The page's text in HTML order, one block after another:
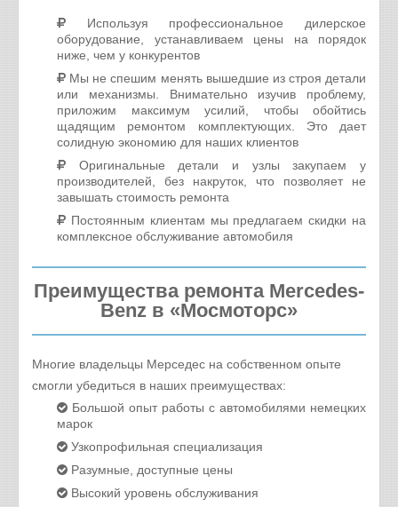
Используя профессиональное дилерское
оборудование, устанавливаем цены на порядок
ниже, чем у конкурентов
Мы не спешим менять вышедшие из строя детали
или механизмы. Внимательно изучив проблему,
приложим максимум усилий, чтобы обойтись
щадящим ремонтом комплектующих. Это дает
солидную экономию для наших клиентов
Оригинальные детали и узлы закупаем у
производителей, без накруток, что позволяет не
завышать стоимость ремонта
Постоянным клиентам мы предлагаем скидки на
комплексное обслуживание автомобиля
Преимущества ремонта Mercedes-
Benz в «Мосмоторс»
Многие владельцы Мерседес на собственном опыте
смогли убедиться в наших преимуществах:
Большой опыт работы с автомобилями немецких
марок
Узкопрофильная специализация
Разумные, доступные цены
Высокий уровень обслуживания